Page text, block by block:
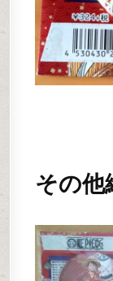
その他